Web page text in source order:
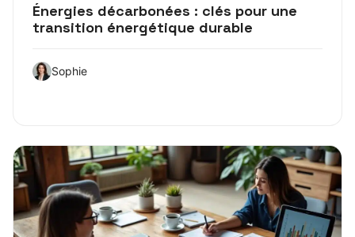
Énergies décarbonées : clés pour une
transition énergétique durable
Sophie